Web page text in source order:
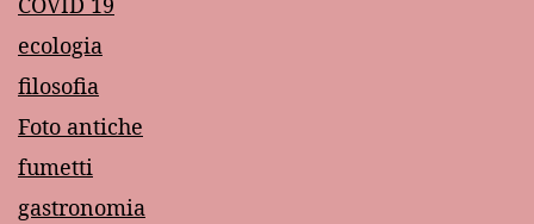
ecologia
filosofia
Foto antiche
fumetti
gastronomia